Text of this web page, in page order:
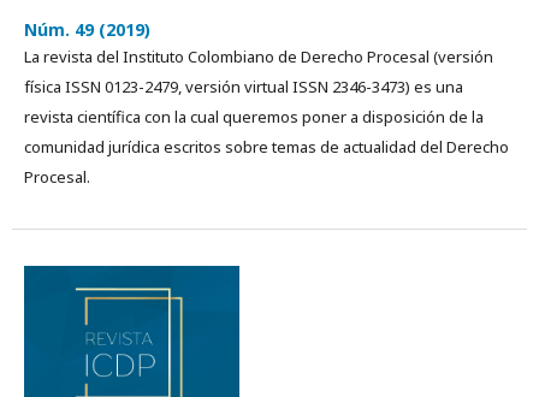
Núm. 49 (2019)
La revista del Instituto Colombiano de Derecho Procesal (versión
física ISSN 0123-2479, versión virtual ISSN 2346-3473) es una
revista cientí­fica con la cual queremos poner a disposición de la
comunidad jurídica escritos sobre temas de actualidad del Derecho
Procesal.